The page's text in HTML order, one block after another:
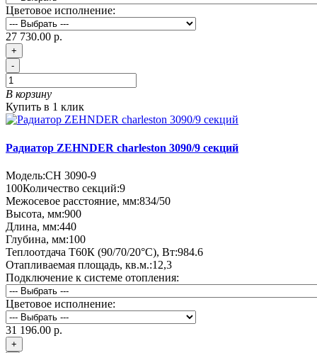
Цветовое исполнение:
27 730.00 р.
+
-
В корзину
Купить в 1 клик
Радиатор ZEHNDER charleston 3090/9 секций
Модель:CH 3090-9
100Количество секций:9
Межосевое расстояние, мм:834/50
Высота, мм:900
Длина, мм:440
Глубина, мм:100
Теплоотдача Т60К (90/70/20°C), Вт:984.6
Отапливаемая площадь, кв.м.:12,3
Подключение к системе отопления:
Цветовое исполнение:
31 196.00 р.
+